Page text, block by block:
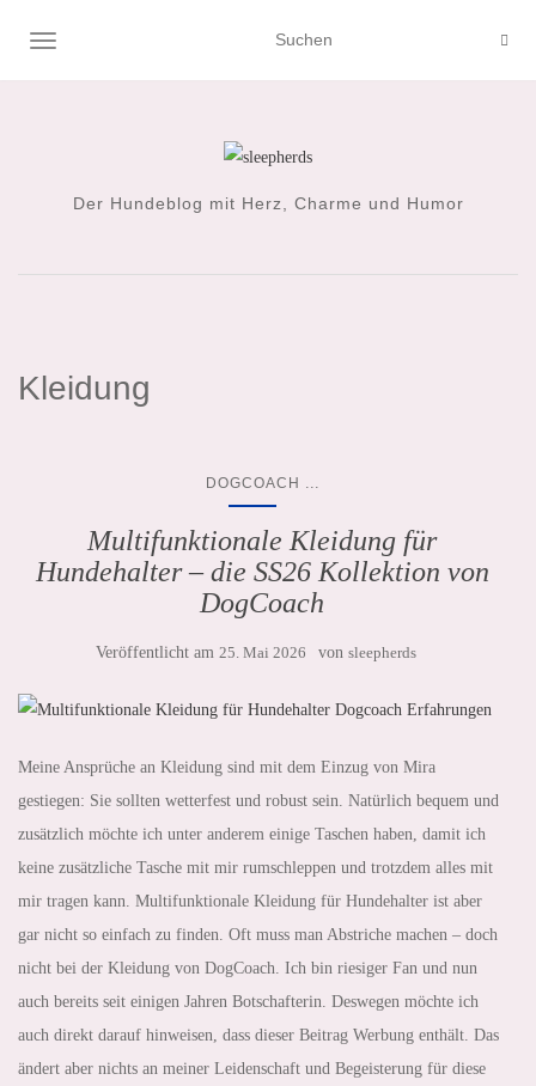
NAVIGATION UMSCHALTEN
Der Hundeblog mit Herz, Charme und Humor
Kleidung
DOGCOACH
Multifunktionale Kleidung für
Hundehalter – die SS26 Kollektion von
DogCoach
Veröffentlicht am 25. Mai 2026 von sleepherds
Meine Ansprüche an Kleidung sind mit dem Einzug von Mira
gestiegen: Sie sollten wetterfest und robust sein. Natürlich bequem und
zusätzlich möchte ich unter anderem einige Taschen haben, damit ich
keine zusätzliche Tasche mit mir rumschleppen und trotzdem alles mit
mir tragen kann. Multifunktionale Kleidung für Hundehalter ist aber
gar nicht so einfach zu finden. Oft muss man Abstriche machen – doch
nicht bei der Kleidung von DogCoach. Ich bin riesiger Fan und nun
auch bereits seit einigen Jahren Botschafterin. Deswegen möchte ich
auch direkt darauf hinweisen, dass dieser Beitrag Werbung enthält. Das
ändert aber nichts an meiner Leidenschaft und Begeisterung für diese